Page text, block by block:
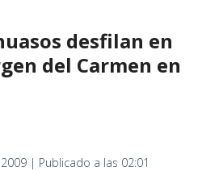
desfilan en
del Carmen en
| Publicado a las 02:01